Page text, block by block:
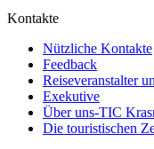
Kontakte
Nützliche Kontakte
Feedback
Reiseveranstalter
Exekutive
Über uns-TIC
Die touristischen